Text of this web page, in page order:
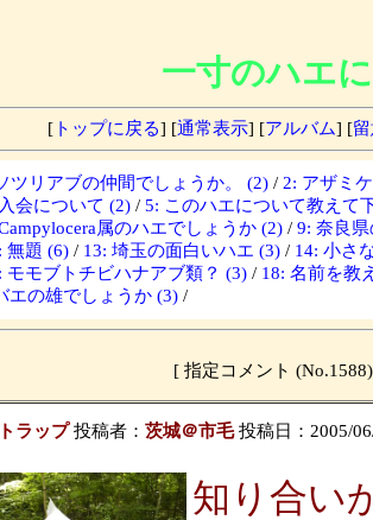
一寸のハエ
[トップに戻る] [通常表示] [アルバム] [
ツリアブの仲間でしょうか。 (2) / 2: アザミ
会について (2) / 5: このハエについて教えて
属のハエでしょうか (2) / 9: 奈良
無題 (6) / 13: 埼玉の面白いハエ (3) / 14: 小さ
モモブトチビハナアブ類？ (3) / 18: 名前を教
エの雄でしょうか (3) /
[ 指定コメント
ラップ投稿者： 茨城＠市毛投稿日：2005/
知り合い